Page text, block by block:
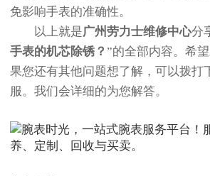
免影响手表的准确性。
以上就是广州劳力士维修中心分
手表的机芯除锈？ ”的全部内容。希
果您还有其他问题想了解，可以拨打
服。我们会详细的为您解答。